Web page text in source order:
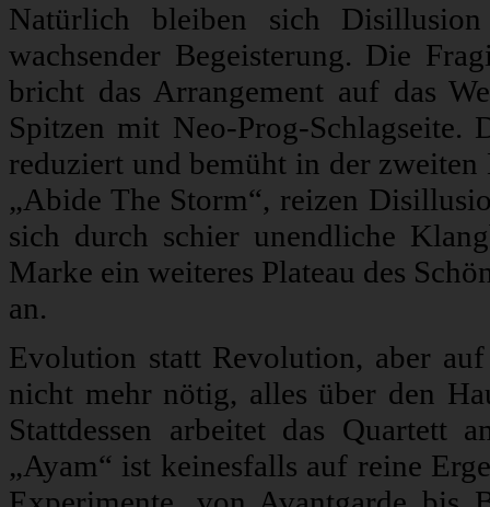
Natürlich bleiben sich
wachsender Begeisterung. Die
bricht das Arrangement auf das
Spitzen mit Neo-Prog-Schlagseite.
reduziert und bemüht in der
„Abide The Storm“, reizen
sich durch schier unendliche
Marke ein weiteres Plateau des
an.
Evolution statt Revolution, aber
nicht mehr nötig, alles über den
Stattdessen arbeitet das
„Ayam“ ist keinesfalls auf reine